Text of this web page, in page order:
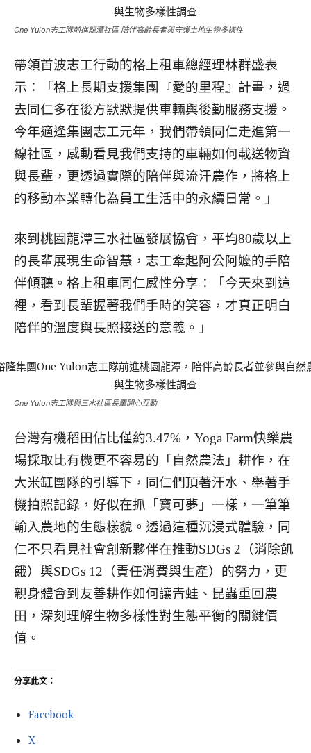
One Yulon志工隊前進龍潭社區 陪伴高齡長者與守護土地生物多樣性
帶領首波志工行動的格上租車總經理林群盛表
示：「格上長期支援集團『愛的里程』計畫，過
去同仁多在後方默默提供車輛與後勤服務支援。
今年適逢集團志工元年，我們帶領同仁走進第一
線社區，感動看見我們支持的車輛如何載送物資
與長輩，更透過實際的陪伴與流汗農作，將格上
的移動本業轉化為員工生活中的永續日常。」
來到桃園龍潭三水社區發展協會，平均80歲以上
的長輩展現生命智慧，志工牽起阿公阿嬤的手陪
伴傾聽。格上租車同仁感性分享：「今天來到這
裡，看到長輩握著我們手時的笑容，才真正明白
陪伴的溫度與長照接送的意義。」
One Yulon志工隊與三水社區長輩開心互動
台灣有機稻田佔比僅約3.47%，Yoga Farm快樂農
場採取比有機更不容易的「自然農法」耕作，在
大米缸團隊的引導下，同仁們頂著汗水、舉著手
機拍照記錄，好似在抓「寶可夢」一樣，一筆筆
輸入農地的生態樣貌。透過這種沉浸式體驗，同
仁不只看見社會創新夥伴在推動SDGs 2（消除飢
餓）與SDGs 12（責任消費與生產）的努力，更
親身體會到友善耕作如何讓青蛙、昆蟲重回農
田，深刻理解生物多樣性對生態平衡的關鍵價
值。
分享此文：
Facebook
X